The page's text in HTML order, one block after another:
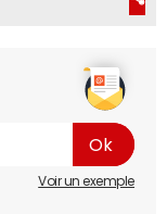
Voir un exemple